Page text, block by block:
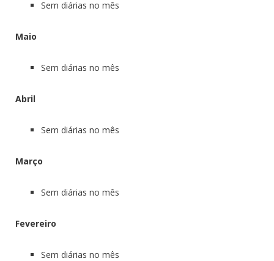
Sem diárias no mês
Maio
Sem diárias no mês
Abril
Sem diárias no mês
Março
Sem diárias no mês
Fevereiro
Sem diárias no mês